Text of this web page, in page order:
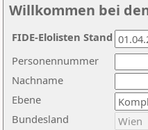
Willkommen bei
Nachname
Ebene
Personennummer
Bundesland
FIDE-Elolisten Stand